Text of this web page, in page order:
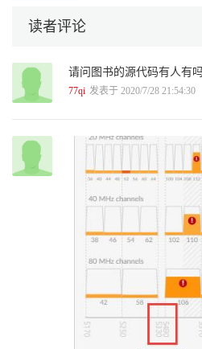
2.2.2 CSS选择器 17
2.3.2 语法 19
2.3.3 变量 20
2.3.6 语句 24
2.3.7 函数 27
2.3.8 对象 27
2.4.2 访问和修改HTML元素 30
2.5.1 位图和矢量图 33
2.5.2 图形元素 33
读者评论
请问图书的源代码有人有吗
77qi 发表于 2020/7/28 21:54:30